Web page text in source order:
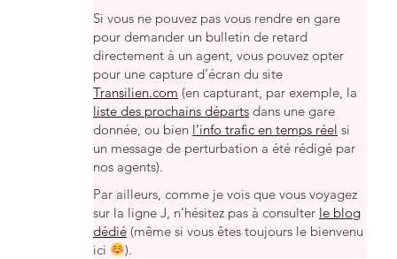
Si vous ne pouvez pas vous rendre en gare
pour demander un bulletin de retard
directement à un agent, vous pouvez opter
pour une capture d’écran du site
Transilien.com (en capturant, par exemple, la
liste des prochains départs dans une gare
donnée, ou bien l’info trafic en temps réel si
un message de perturbation a été rédigé par
nos agents).
Par ailleurs, comme je vois que vous voyagez
sur la ligne J, n’hésitez pas à consulter le blog
dédié (même si vous êtes toujours le bienvenu
ici
).